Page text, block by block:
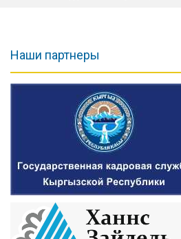
Наши партнеры